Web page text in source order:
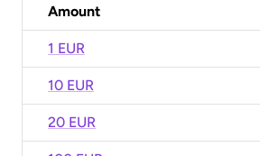
Amount
1 EUR
10 EUR
20 EUR